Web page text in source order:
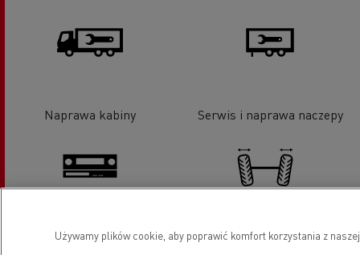
Naprawa kabiny Serwis i naprawa naczepy
Tachografy
Geometria układu
Używamy plików cookie, aby poprawić komfort korzystania z